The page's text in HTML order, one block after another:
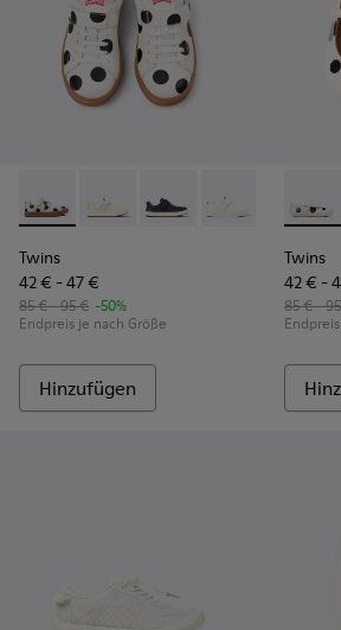
Twins - K800247-031 - Weiße
Twins - K800247-030
Twins - K800247-028
Twins -
Twins
42 € - 47 €
85 € - 95 € -50%
Endpreis je nach Größe
Hinzufügen
Twins
42 € -
85 € -